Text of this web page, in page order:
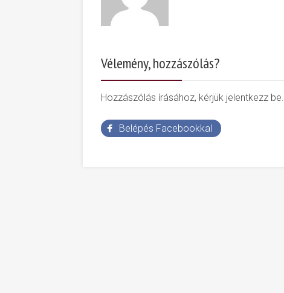
Vélemény, hozzászólás?
Hozzászólás írásához, kérjük jelentkezz be.
Belépés Facebookkal